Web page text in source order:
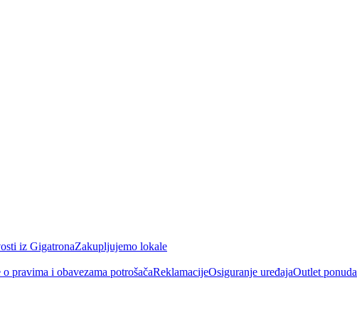
iz GigatronaZakupljujemo lokale
o pravima i obavezama potrošačaReklamacijeOsiguranje uređajaOutlet ponuda